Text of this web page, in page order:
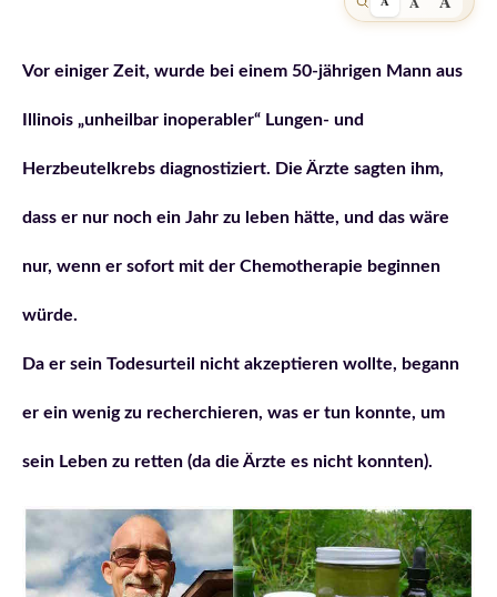
Vor einiger Zeit, wurde bei einem 50-jährigen Mann aus
Illinois „unheilbar inoperabler“ Lungen- und
Herzbeutelkrebs diagnostiziert. Die Ärzte sagten ihm,
dass er nur noch ein Jahr zu leben hätte, und das wäre
nur, wenn er sofort mit der Chemotherapie beginnen
würde.
Da er sein Todesurteil nicht akzeptieren wollte, begann
er ein wenig zu recherchieren, was er tun konnte, um
sein Leben zu retten (da die Ärzte es nicht konnten).